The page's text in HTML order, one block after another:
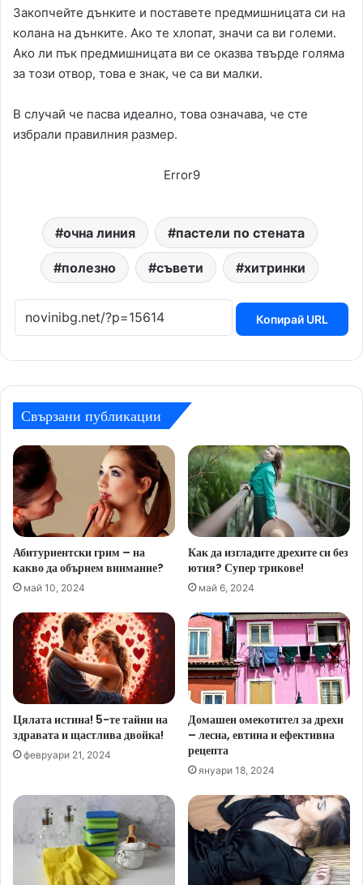
Закопчейте дънките и поставете предмишницата си на
колана на дънките. Ако те хлопат, значи са ви големи.
Ако ли пък предмишницата ви се оказва твърде голяма
за този отвор, това е знак, че са ви малки.
В случай че пасва идеално, това означава, че сте
избрали правилния размер.
Error9
очна линия пастели по стената
полезно съвети хитринки
Копирай URL
Свързани публикации
Абитуриентски грим – на
какво да обърнем внимание?
май 10, 2024
Как да изгладите дрехите си без
ютия? Супер трикове!
май 6, 2024
Цялата истина! 5-те тайни на
здравата и щастлива двойка!
февруари 21, 2024
Домашен омекотител за дрехи
– лесна, евтина и ефективна
рецепта
януари 18, 2024